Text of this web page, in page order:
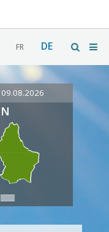
FR DE
09.08.2026